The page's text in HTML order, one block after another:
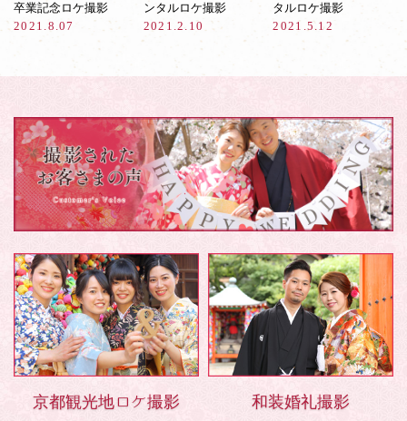
卒業記念ロケ撮影
2021.8.07
ンタルロケ撮影
2021.2.10
タルロケ撮影
2021.5.12
京都観光地ロケ撮影 和装婚礼撮影